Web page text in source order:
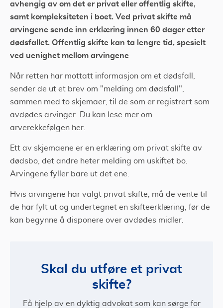
avhengig av om det er privat eller offentlig skifte,
samt kompleksiteten i boet. Ved privat skifte må
arvingene sende inn erklæring innen 60 dager etter
dødsfallet. Offentlig skifte kan ta lengre tid, spesielt
ved uenighet mellom arvingene
Når retten har mottatt informasjon om et dødsfall,
sender de ut et brev om "melding om dødsfall",
sammen med to skjemaer, til de som er registrert som
avdødes arvinger. Du kan lese mer om
arverekkefølgen her.
Ett av skjemaene er en erklæring om privat skifte av
dødsbo, det andre heter melding om uskiftet bo.
Arvingene fyller bare ut det ene.
Hvis arvingene har valgt privat skifte, må de vente til
de har fylt ut og undertegnet en skifteerklæring, før de
kan begynne å disponere over avdødes midler.
Skal du utføre et privat
skifte?
Få hjelp av en dyktig advokat som kan sørge for